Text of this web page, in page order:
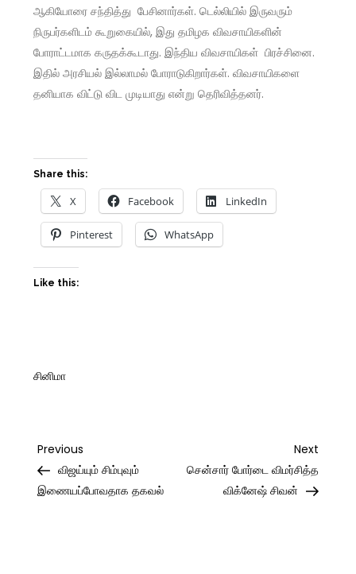
ஆகியோரை சந்தித்து பேசினார்கள். டெல்லியில் இருவரும்
நிருபர்களிடம் கூறுகையில், இது தமிழக விவசாயிகளின்
போராட்டமாக கருதக்கூடாது. இந்திய விவசாயிகள் பிரச்சினை.
இதில் அரசியல் இல்லாமல் போராடுகிறார்கள். விவசாயிகளை
தனியாக விட்டு விட முடியாது என்று தெரிவித்தனர்.
Share this:
X Facebook LinkedIn
Pinterest WhatsApp
Like this:
சினிமா
Post
navigation
Previous
Post
Previous
விஜய்யும் சிம்புவும்
இணையப்போவதாக தகவல்
Next
Post
Next
சென்சார் போர்டை விமர்சித்த
விக்னேஷ் சிவன்